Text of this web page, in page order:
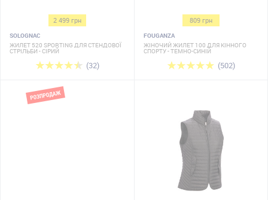
2 499 грн
SOLOGNAC
ЖИЛЕТ 520 SPORTING ДЛЯ СТЕНДОВОЇ
СТРІЛЬБИ - СІРИЙ
(32)
809 грн
FOUGANZA
ЖІНОЧИЙ ЖИЛЕТ 100 ДЛЯ КІННОГО
СПОРТУ - ТЕМНО-СИНІЙ
(502)